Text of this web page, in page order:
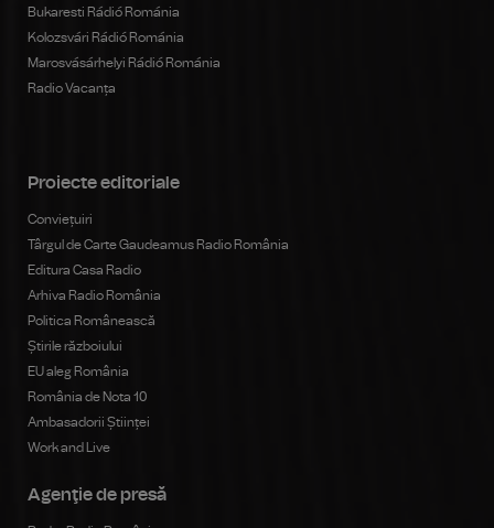
Bukaresti Rádió Románia
Kolozsvári Rádió Románia
Marosvásárhelyi Rádió Románia
Radio Vacanța
Proiecte editoriale
Conviețuiri
Târgul de Carte Gaudeamus Radio România
Editura Casa Radio
Arhiva Radio România
Politica Românească
Știrile războiului
EU aleg România
România de Nota 10
Ambasadorii Științei
Work and Live
Agenţie de presă